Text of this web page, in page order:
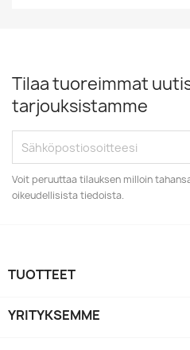
Tilaa tuoreimmat
tarjouksistamme
Voit peruuttaa tilauksen milloin
oikeudellisista tiedoista.
TUOTTEET
YRITYKSEMME